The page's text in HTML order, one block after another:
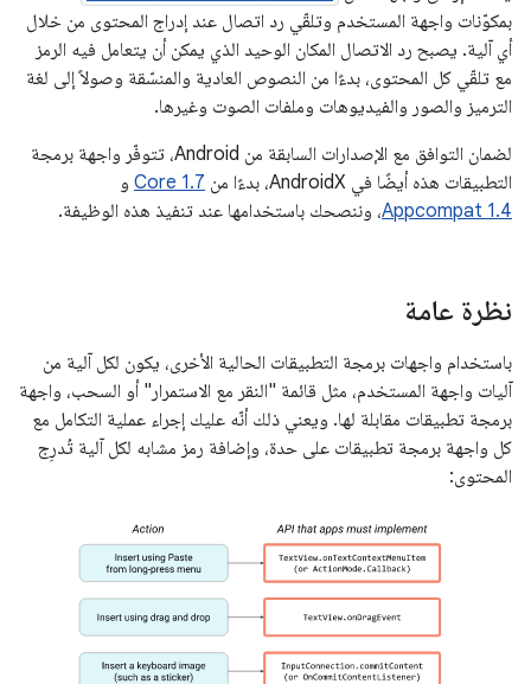
بمكوّنات واجهة المستخدم وتلقّي رد اتصال عند إدراج المحتوى من خلال
أي آلية. يصبح رد الاتصال المكان الوحيد الذي يمكن أن يتعامل فيه الرمز
مع تلقّي كل المحتوى، بدءًا من النصوص العادية والمنسّقة وصولاً إلى لغة
الترميز والصور والفيديوهات وملفات الصوت وغيرها.
لضمان التوافق مع الإصدارات السابقة من Android، تتوفّر واجهة برمجة
التطبيقات هذه أيضًا في AndroidX، بدءًا من
Core 1.7 و
Appcompat 1.4، وننصحك باستخدامها عند تنفيذ هذه الوظيفة.
نظرة عامة
باستخدام واجهات برمجة التطبيقات الحالية الأخرى، يكون لكل آلية من
آليات واجهة المستخدم، مثل قائمة "النقر مع الاستمرار" أو السحب، واجهة
برمجة تطبيقات مقابلة لها. ويعني ذلك أنّه عليك إجراء عملية التكامل مع
كل واجهة برمجة تطبيقات على حدة، وإضافة رمز مشابه لكل آلية تُدرِج
المحتوى: